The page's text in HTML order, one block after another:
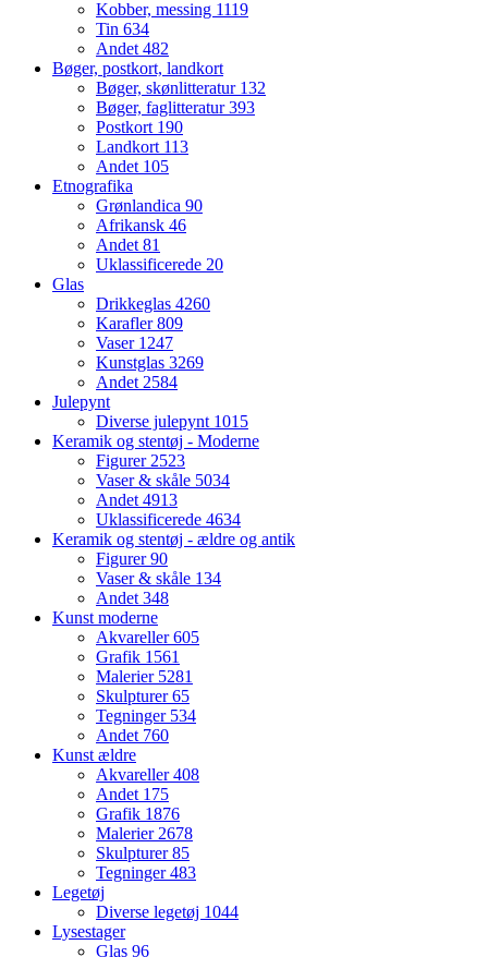
Kobber, messing 1119
Tin 634
Andet 482
Bøger, postkort, landkort
Bøger, skønlitteratur 132
Bøger, faglitteratur393
Postkort 190
Landkort 113
Andet 105
Etnografika
Grønlandica 90
Afrikansk 46
Andet 81
Uklassificerede 20
Glas
Drikkeglas 4260
Karafler809
Vaser 1247
Kunstglas 3269
Andet 2584
Julepynt
Diverse julepynt 1015
Keramik og stentøj - Moderne
Figurer 2523
Vaser & skåle 5034
Andet 4913
Uklassificerede 4634
Keramik og stentøj - ældre og antik
Figurer90
Vaser & skåle 134
Andet 348
Kunst moderne
Akvareller605
Grafik 1561
Malerier 5281
Skulpturer65
Tegninger 534
Andet 760
Kunst ældre
Akvareller408
Andet 175
Grafik 1876
Malerier 2678
Skulpturer85
Tegninger483
Legetøj
Diverse legetøj 1044
Lysestager
Glas 96